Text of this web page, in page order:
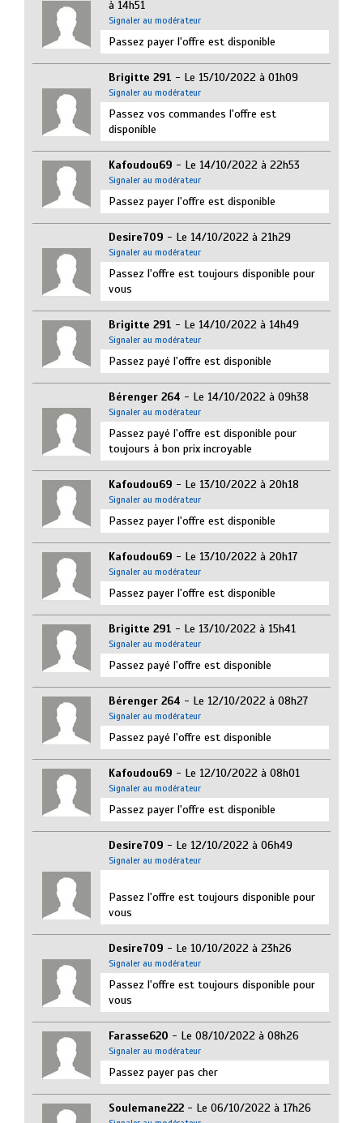
à 14h51
Signaler au modérateur
Passez payer l'offre est disponible
Brigitte 291 - Le 15/10/2022 à 01h09
Signaler au modérateur
Passez vos commandes l'offre est
disponible
Kafoudou69 - Le 14/10/2022 à 22h53
Signaler au modérateur
Passez payer l'offre est disponible
Desire709 - Le 14/10/2022 à 21h29
Signaler au modérateur
Passez l'offre est toujours disponible pour
vous
Brigitte 291 - Le 14/10/2022 à 14h49
Signaler au modérateur
Passez payé l'offre est disponible
Bérenger 264 - Le 14/10/2022 à 09h38
Signaler au modérateur
Passez payé l'offre est disponible pour
toujours à bon prix incroyable
Kafoudou69 - Le 13/10/2022 à 20h18
Signaler au modérateur
Passez payer l'offre est disponible
Kafoudou69 - Le 13/10/2022 à 20h17
Signaler au modérateur
Passez payer l'offre est disponible
Brigitte 291 - Le 13/10/2022 à 15h41
Signaler au modérateur
Passez payé l'offre est disponible
Bérenger 264 - Le 12/10/2022 à 08h27
Signaler au modérateur
Passez payé l'offre est disponible
Kafoudou69 - Le 12/10/2022 à 08h01
Signaler au modérateur
Passez payer l'offre est disponible
Desire709 - Le 12/10/2022 à 06h49
Signaler au modérateur
Passez l'offre est toujours disponible pour
vous
Desire709 - Le 10/10/2022 à 23h26
Signaler au modérateur
Passez l'offre est toujours disponible pour
vous
Farasse620 - Le 08/10/2022 à 08h26
Signaler au modérateur
Passez payer pas cher
Soulemane222 - Le 06/10/2022 à 17h26